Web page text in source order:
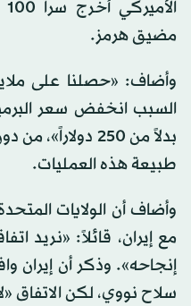
مضيق هرمز.
وأضاف: «حصلنا على
بدلاً من 250
طبيعة هذه العمليات.
وأضاف أن الولايات
مع إيران، قائلاً: «نريد
إنجاحه». وذكر أن إيران
سلاح نووي، لكن الاتفاق